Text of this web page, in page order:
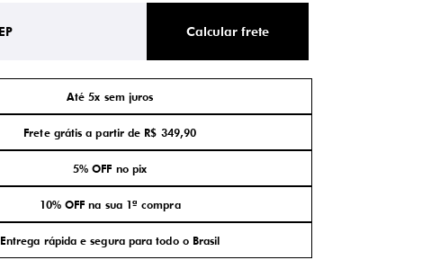
Calcular frete
Até 5x sem juros
Frete grátis a partir de R$ 349,90
5% OFF no pix
10% OFF na sua 1ª compra
Entrega rápida e segura para todo o Brasil